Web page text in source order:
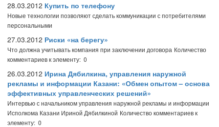
28.03.2012 Купить по телефону
Новые технологии позволяют сделать коммуникации с потребителями
персональными
27.03.2012 Риски «на берегу»
Что должна учитывать компания при заключении договора Количество
комментариев к элементу: 0
26.03.2012 Ирина Дябилкина, управления наружной
рекламы и информации Казани: «Обмен опытом – основа
эффективных управленческих решений»
Интервью с начальником управления наружной рекламы и информации
Исполкома Казани Ириной Дябилкиной Количество комментариев к
элементу: 0